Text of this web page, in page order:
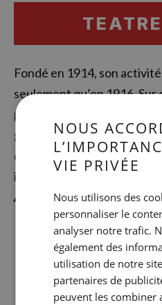
Fondé en 1914, son
seulement qu’en 1916.
produits dans des œuvres
grands auteurs du XXe
d’artistes à de renommée
internationale. C’est de
Aragonaisde Barcelone.
ADRESSE: Joaquim
WEB
NOUS
VIE PRIVÉE
Nous utilisons des
personnaliser le
analyser notre trafic.
également des
utilisation de notre
partenaires de
peuvent les combiner